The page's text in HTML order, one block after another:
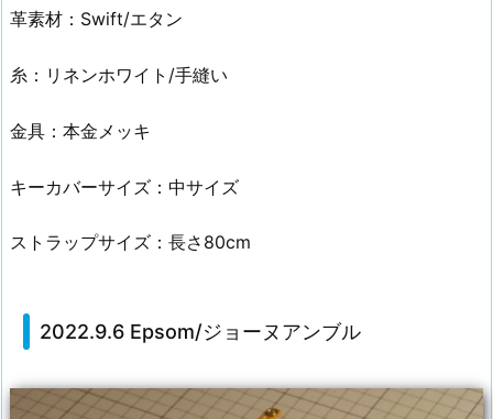
革素材：Swift/エタン
糸：リネンホワイト/手縫い
金具：本金メッキ
キーカバーサイズ：中サイズ
ストラップサイズ：長さ80cm
2022.9.6 Epsom/ジョーヌアンブル